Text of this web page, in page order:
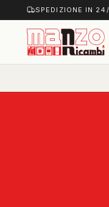
SPEDIZIONE IN